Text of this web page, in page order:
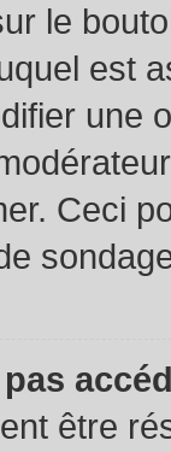
le
est
une
Ceci
être